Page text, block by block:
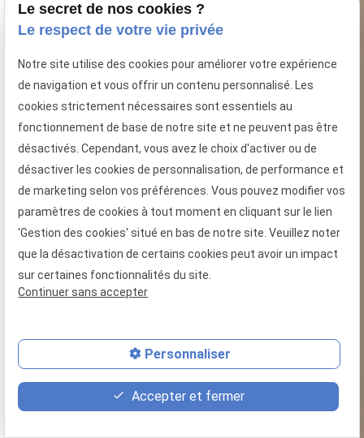
place
Plan d'accès
feed
Devis
phone
02 49 88 05 45
Le secret de nos cookies ?
Le respect de votre vie privée
Notre site utilise des cookies pour améliorer votre expérience
de navigation et vous offrir un contenu personnalisé. Les
cookies strictement nécessaires sont essentiels au
fonctionnement de base de notre site et ne peuvent pas être
désactivés. Cependant, vous avez le choix d'activer ou de
désactiver les cookies de personnalisation, de performance et
de marketing selon vos préférences. Vous pouvez modifier vos
paramètres de cookies à tout moment en cliquant sur le lien
'Gestion des cookies' situé en bas de notre site. Veuillez noter
que la désactivation de certains cookies peut avoir un impact
sur certaines fonctionnalités du site.
Continuer sans accepter
Personnaliser
Accepter et fermer